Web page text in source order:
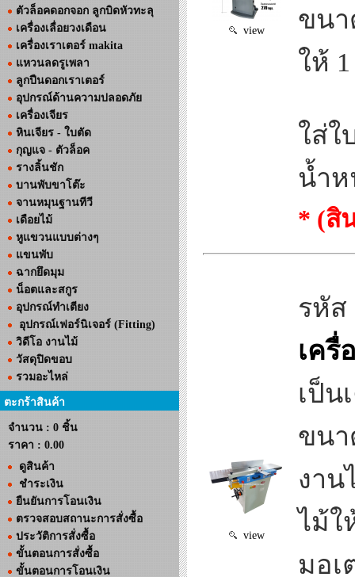
ตัวล็อคดอกจอก ลูกบิดหัวทะลุ
เครื่องเลื่อยวงเดือน
เครื่องเราเตอร์ makita
แหวนลดรูเพลา
ลูกปืนดอกเราเตอร์
อุปกรณ์ด้านความปลอดภัย
เครื่องเจียร
หินเจียร - ใบตัด
กุญแจ - ตัวล็อค
รางลิ้นชัก
บานพับขาโต๊ะ
จานหมุนฐานทีวี
เดือยไม้
หูแขวนแบบต่างๆ
แขนพับ
ฉากยึดมุม
น็อตและสกูร
อุปกรณ์ทำเตียง
อุปกรณ์เฟอร์นิเจอร์ (Fitting)
วิดีโอ งานไม้
วัสดุปิดขอบ
รวมอะไหล่
ตะกร้าสินค้า
จำนวน : 0 ชิ้น
ราคา : 0.00
ดูสินค้า
ชำระเงิน
ยืนยันการโอนเงิน
ตรวจสอบสถานะการสั่งซื้อ
ประวัติการสั่งซื้อ
ขั้นตอนการสั่งซื้อ
ขั้นตอนการโอนเงิน
view
ขนา
ให้
ใส่ใ
น้ำห
* (สิ
view
รหัส
เครื่
เป็น
ขนา
งาน
ไม้ใ
มอเ